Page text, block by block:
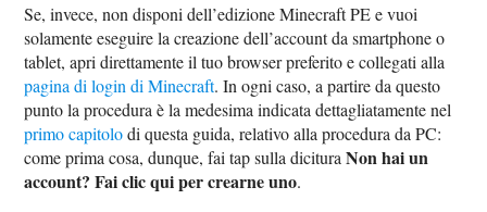
Se, invece, non disponi dell’edizione Minecraft PE e vuoi
solamente eseguire la creazione dell’account da smartphone o
tablet, apri direttamente il tuo browser preferito e collegati alla
pagina di login di Minecraft. In ogni caso, a partire da questo
punto la procedura è la medesima indicata dettagliatamente nel
primo capitolodi questa guida, relativo alla procedura da PC:
come prima cosa, dunque, fai tap sulla dicituraNon hai un
account? Fai clic qui per crearne uno.